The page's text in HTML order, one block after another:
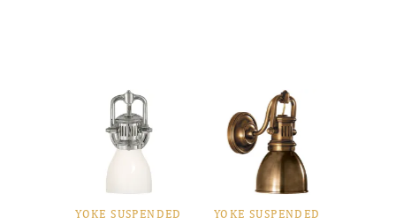
YOKE SUSPENDED YOKE SUSPENDED